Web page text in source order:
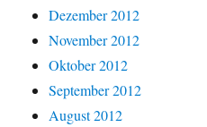
Dezember 2012
November 2012
Oktober 2012
September 2012
August 2012